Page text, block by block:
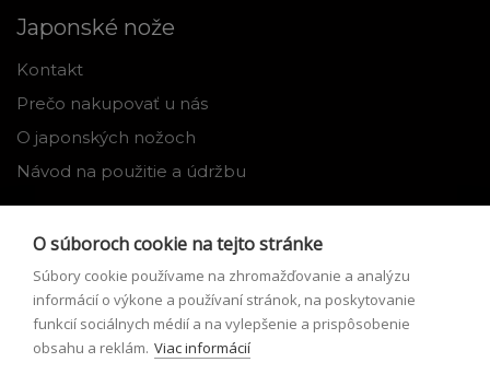
Japonské nože
Kontakt
Prečo nakupovať u nás
O japonských nožoch
Návod na použitie a údržbu
Môj profil
Zabudnuté heslo
O súboroch cookie na tejto stránke
Súbory cookie používame na zhromažďovanie a analýzu
informácií o výkone a používaní stránok, na poskytovanie
funkcií sociálnych médií a na vylepšenie a prispôsobenie
obsahu a reklám. Viac informácií